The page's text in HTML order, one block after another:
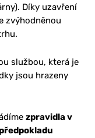
Díky uzavření
zvýhodněnou
službou, která je
jsou hrazeny
zpravidla v